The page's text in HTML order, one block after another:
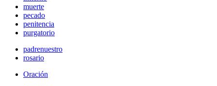
muerte
pecado
penitencia
purgatorio
padrenuestro
rosario
Oración